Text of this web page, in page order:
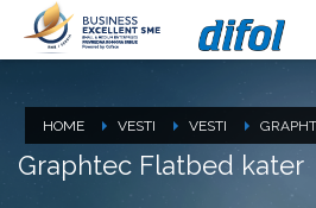
HOME VESTI VESTI
Graphtec Flatbed kater